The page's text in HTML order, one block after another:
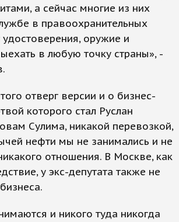
а сейчас многие из них
в правоохранительных
оружие и
в любую точку страны», -
отверг версии и о бизнес-
которого стал Руслан
Сулима, никакой перевозкой,
нефти мы не занимались и не
отношения. В Москве, как
у экс-депутата также не
и никого туда никогда